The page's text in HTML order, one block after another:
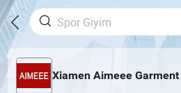
Xiamen Aimeee Garment